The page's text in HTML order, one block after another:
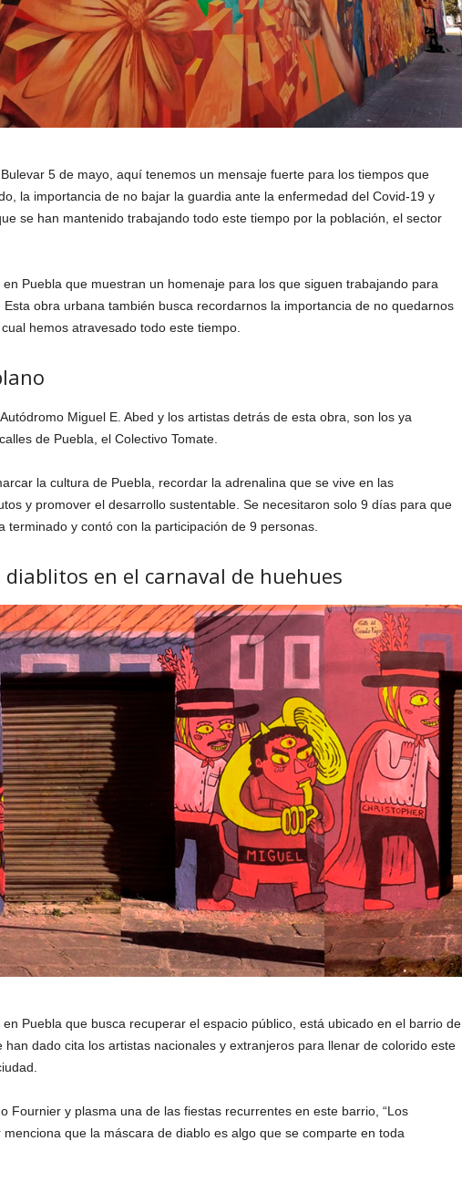
5 de mayo, aquí tenemos un mensaje fuerte para los tiempos que
la importancia de no bajar la guardia ante la enfermedad del Covid-19 y
se han mantenido trabajando todo este tiempo por la población, el sector
Puebla que muestran un homenaje para los que siguen trabajando para
obra urbana también busca recordarnos la importancia de no quedarnos
hemos atravesado todo este tiempo.
Miguel E. Abed y los artistas detrás de esta obra, son los ya
de Puebla, el Colectivo Tomate.
la cultura de Puebla, recordar la adrenalina que se vive en las
y promover el desarrollo sustentable. Se necesitaron solo 9 días para que
terminado y contó con la participación de 9 personas.
diablitos en el carnaval de huehues
Puebla que busca recuperar el espacio público, está ubicado en el barrio de
han dado cita los artistas nacionales y extranjeros para llenar de colorido este
Fournier y plasma una de las fiestas recurrentes en este barrio, “Los
menciona que la máscara de diablo es algo que se comparte en toda